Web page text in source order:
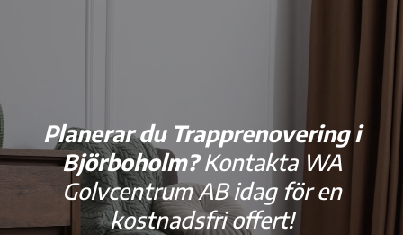
Planerar du Trapprenovering i
Björboholm?Kontakta WA
Golvcentrum AB idag för en
kostnadsfri offert!